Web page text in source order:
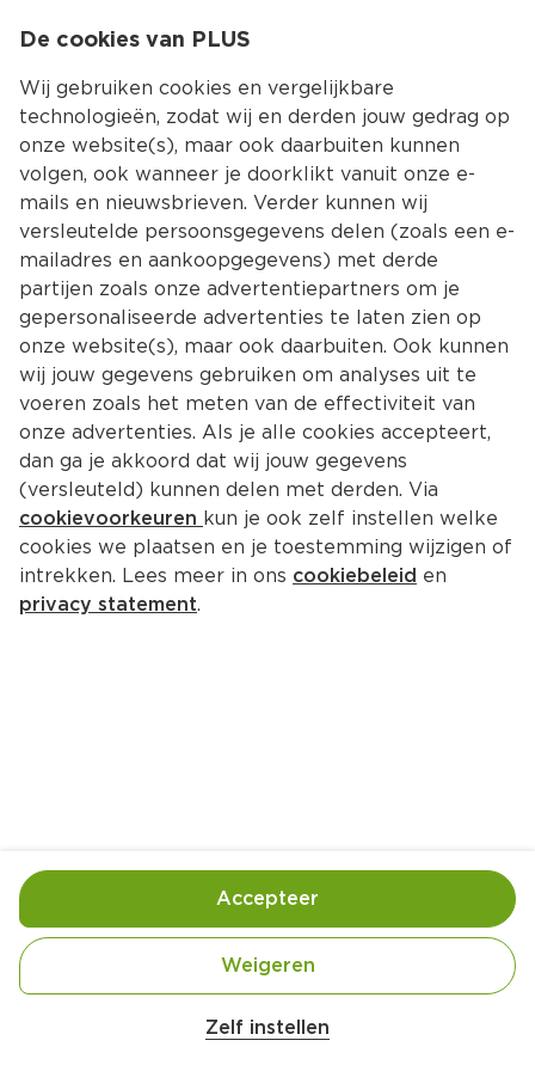
Kies jouw
De cookies van PLUS
Wij gebruiken cookies en vergelijkbare
technologieën, zodat wij en derden jouw gedrag op
onze website(s), maar ook daarbuiten kunnen
volgen, ook wanneer je doorklikt vanuit onze e-
mails en nieuwsbrieven. Verder kunnen wij
versleutelde persoonsgegevens delen (zoals een e-
mailadres en aankoopgegevens) met derde
partijen zoals onze advertentiepartners om je
gepersonaliseerde advertenties te laten zien op
onze website(s), maar ook daarbuiten. Ook kunnen
wij jouw gegevens gebruiken om analyses uit te
voeren zoals het meten van de effectiviteit van
onze advertenties. Als je alle cookies accepteert,
dan ga je akkoord dat wij jouw gegevens
(versleuteld) kunnen delen met derden. Via
cookievoorkeuren kun je ook zelf instellen welke
cookies we plaatsen en je toestemming wijzigen of
intrekken. Lees meer in ons cookiebeleid en
privacy statement.
Zelf instellen
Weigeren
Accepteer